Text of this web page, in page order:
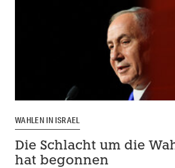
WAHLEN IN ISRAEL
Die Schlacht um die
hat begonnen